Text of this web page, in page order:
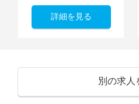
詳細を見る
別の求人